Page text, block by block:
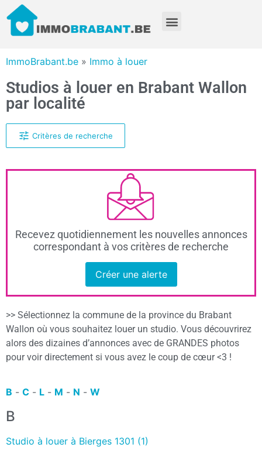
ImmoBrabant.be » Immo à louer
Studios à louer en Brabant Wallon
par localité
Critères de recherche
Recevez quotidiennement les nouvelles annonces
correspondant à vos critères de recherche
Créer une alerte
>> Sélectionnez la commune de la province du Brabant
Wallon où vous souhaitez louer un studio. Vous découvrirez
alors des dizaines d’annonces avec de GRANDES photos
pour voir directement si vous avez le coup de cœur <3 !
B - C - L - M - N - W
B
Studio à louer à Bierges 1301 (1)